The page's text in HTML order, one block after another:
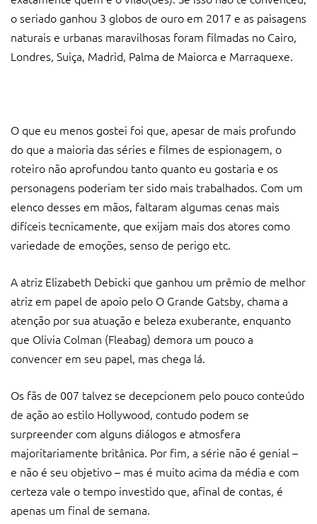
o seriado ganhou 3 globos de ouro em 2017 e as paisagens
naturais e urbanas maravilhosas foram filmadas no Cairo,
Londres, Suiça, Madrid, Palma de Maiorca e Marraquexe.
O que eu menos gostei foi que, apesar de mais profundo
do que a maioria das séries e filmes de espionagem, o
roteiro não aprofundou tanto quanto eu gostaria e os
personagens poderiam ter sido mais trabalhados. Com um
elenco desses em mãos, faltaram algumas cenas mais
difíceis tecnicamente, que exijam mais dos atores como
variedade de emoções, senso de perigo etc.
A atriz Elizabeth Debicki que ganhou um prêmio de melhor
atriz em papel de apoio pelo O Grande Gatsby, chama a
atenção por sua atuação e beleza exuberante, enquanto
que Olivia Colman (Fleabag) demora um pouco a
convencer em seu papel, mas chega lá.
Os fãs de 007 talvez se decepcionem pelo pouco conteúdo
de ação ao estilo Hollywood, contudo podem se
surpreender com alguns diálogos e atmosfera
majoritariamente britânica. Por fim, a série não é genial –
e não é seu objetivo – mas é muito acima da média e com
certeza vale o tempo investido que, afinal de contas, é
apenas um final de semana.